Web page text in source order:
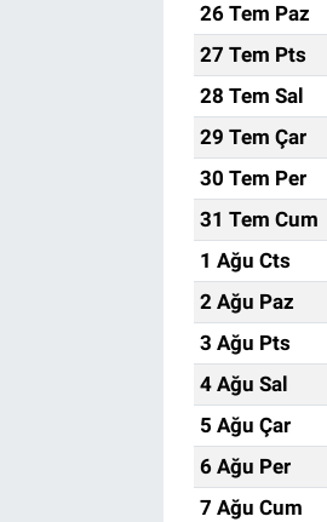
26 Tem Paz
27 Tem Pts
28 Tem Sal
29 Tem Çar
30 Tem Per
31 Tem Cum
1 Ağu Cts
2 Ağu Paz
3 Ağu Pts
4 Ağu Sal
5 Ağu Çar
6 Ağu Per
7 Ağu Cum